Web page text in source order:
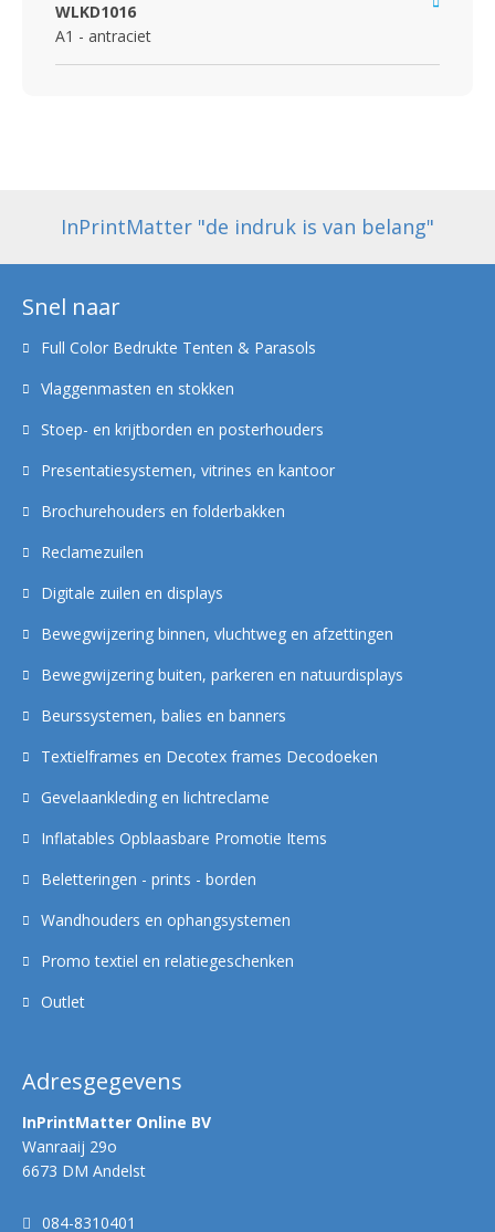
WLKD1016
A1 - antraciet
InPrintMatter "de indruk is van belang"
Adresgegevens
InPrintMatter Online BV
Wanraaij 29o
6673 DM Andelst
084-8310401
Snel naar
Full Color Bedrukte Tenten & Parasols
Vlaggenmasten en stokken
Stoep- en krijtborden en posterhouders
Presentatiesystemen, vitrines en kantoor
Brochurehouders en folderbakken
Reclamezuilen
Digitale zuilen en displays
Bewegwijzering binnen, vluchtweg en afzettingen
Bewegwijzering buiten, parkeren en natuurdisplays
Beurssystemen, balies en banners
Textielframes en Decotex frames Decodoeken
Gevelaankleding en lichtreclame
Inflatables Opblaasbare Promotie Items
Beletteringen - prints - borden
Wandhouders en ophangsystemen
Promo textiel en relatiegeschenken
Outlet